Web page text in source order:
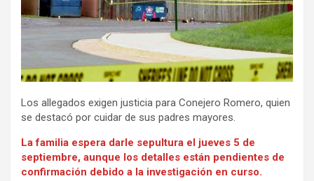
Los allegados exigen justicia para Conejero Romero, quien
se destacó por cuidar de sus padres mayores.
La familia espera darle sepultura el jueves 5 de
septiembre, aunque los detalles están pendientes de
confirmación debido a la investigación en curso.